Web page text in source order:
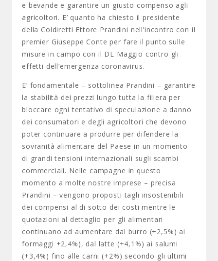
e bevande e garantire un giusto compenso agli
agricoltori. E’ quanto ha chiesto il presidente
della Coldiretti Ettore Prandini nell’incontro con il
premier Giuseppe Conte per fare il punto sulle
misure in campo con il DL Maggio contro gli
effetti dell’emergenza coronavirus.
E’ fondamentale – sottolinea Prandini – garantire
la stabilità dei prezzi lungo tutta la filiera per
bloccare ogni tentativo di speculazione a danno
dei consumatori e degli agricoltori che devono
poter continuare a produrre per difendere la
sovranità alimentare del Paese in un momento
di grandi tensioni internazionali sugli scambi
commerciali. Nelle campagne in questo
momento a molte nostre imprese – precisa
Prandini – vengono proposti tagli insostenibili
dei compensi al di sotto dei costi mentre le
quotazioni al dettaglio per gli alimentari
continuano ad aumentare dal burro (+2,5%) ai
formaggi +2,4%), dal latte (+4,1%) ai salumi
(+3,4%) fino alle carni (+2%) secondo gli ultimi